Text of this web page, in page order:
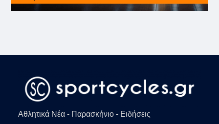
Αθλητικά Νέα - Παρασκήνιο - Ειδήσεις